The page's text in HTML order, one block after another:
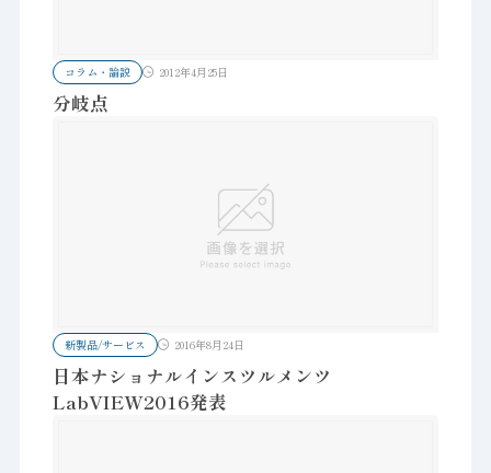
コラム・論説 2012年4月25日
分岐点
新製品/サービス 2016年8月24日
日本ナショナルインスツルメンツ
LabVIEW2016発表